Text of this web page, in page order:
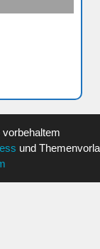
und